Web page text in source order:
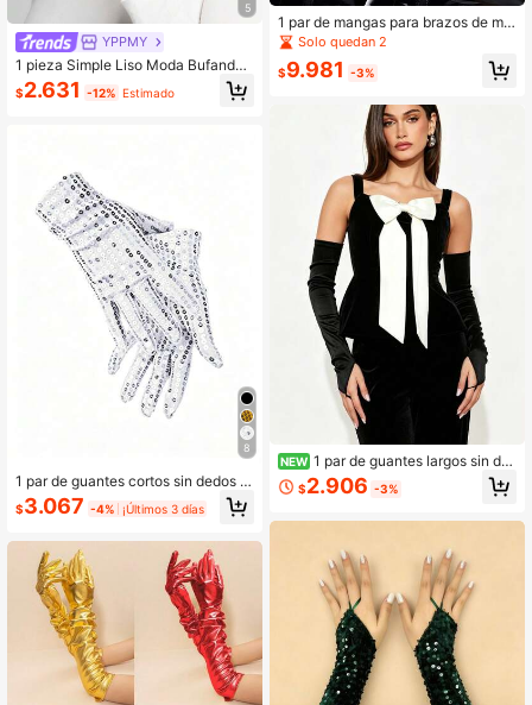
5
YPPMY
1 pieza Simple Liso Moda Bufanda
Suave de Turbante, Gorro Tipo Som
brero Hijab para Mujer, Adecuado p
$2.631 -12% Estimado
8
1 par de guantes cortos sin dedos d
e lentejuelas plateadas brillantes de
moda para fiesta, actuación y cospl
$3.067 -4% ¡Últimos 3 días
1 par de mangas para brazos de muj
er de cuero charol sexy, guantes lar
gos ajustados para cosplay, guante
s para actuación de pole dance
Solo quedan 2
$9.981 -3%
NEW 1 par de guantes largos sin de
dos de satén de unicolor, estilo pala
cio retro elegante, para fiesta, cita n
$2.906 -3%